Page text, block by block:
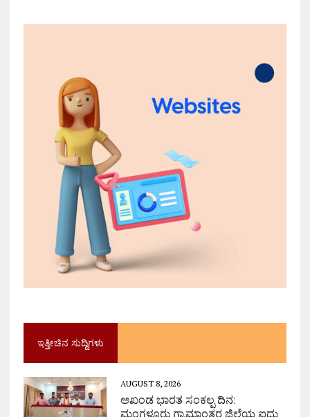
ಇತ್ತೀಚಿನ ಸುದ್ದಿಗಳು
AUGUST 8, 2026
ಅಖಂಡ ಭಾರತ ಸಂಕಲ್ಪ ದಿನ:
ಮಂಗಳೂರು ಗ್ರಾಮಾಂತರ ಜಿಲ್ಲೆಯ ಐದು